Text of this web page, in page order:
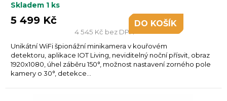
Skladem 1 ks
4 545 Kč bez DPH
5 499 Kč DO KOŠÍKU
Unikátní WiFi špionážní minikamera v kouřovém
detektoru, aplikace IOT Living, neviditelný noční přísvit, obraz
1920x1080, úhel záběru 150°, možnost nastavení zorného pole
kamery o 30°, detekce...